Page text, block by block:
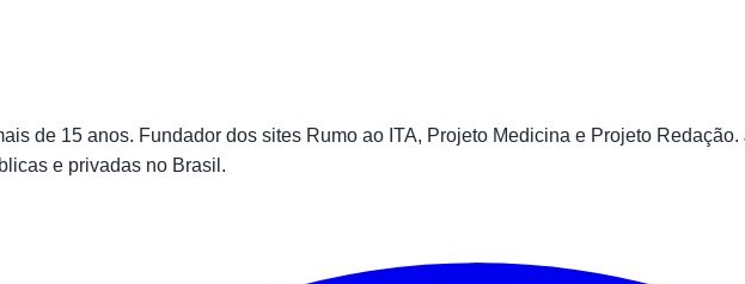
de 15 anos. Fundador dos sites Rumo ao ITA, Projeto Medicina e Projeto
e privadas no Brasil.